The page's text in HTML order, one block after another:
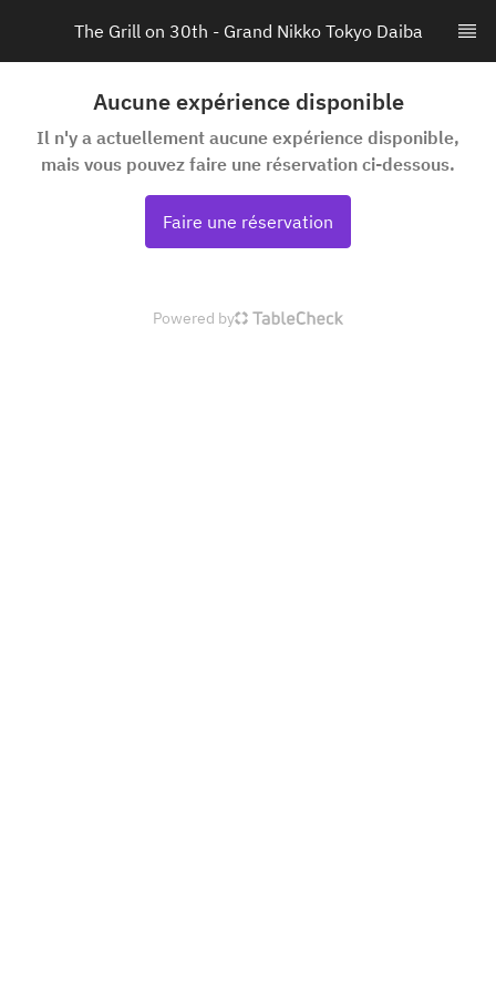
The Grill on 30th - Grand Nikko Tokyo Daiba
Aucune expérience disponible
Il n'y a actuellement aucune expérience disponible,
mais vous pouvez faire une réservation ci-dessous.
Faire une réservation
Powered by